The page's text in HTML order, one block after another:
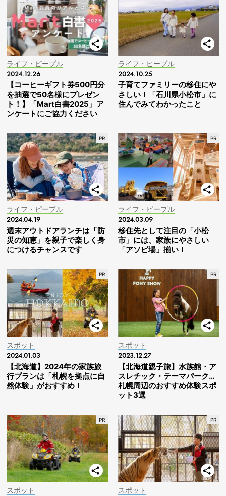
ライフ・ピープル
2024.12.26
【コーヒーギフト券500円分
を抽選で50名様にプレゼン
ト！】「Mart白書2025」ア
ンケートにご協力ください
ライフ・ピープル
2024.10.25
子育てファミリーの移住にや
さしい！「石川県小松市」に
住んでみてわかったこと
ライフ・ピープル
2024.04.19
週末アウトドアランチは「防
災の知恵」を親子で楽しく身
につけるチャンスです
ライフ・ピープル
2024.03.09
移住先として注目の「小松
市」には、家族にやさしい
「アソビ場」揃い！
スポット
2024.01.03
【北海道】2024年の家族旅
行プランは「札幌を拠点に自
然体験」がおすすめ！
スポット
2023.12.27
【北海道親子旅】水族館・ア
スレチック・テーマパーク…
札幌周辺のおすすめ体験スポ
ット3選
スポット スポット